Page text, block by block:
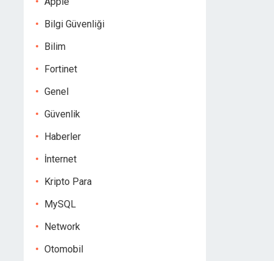
Bilgi Güvenliği
Bilim
Fortinet
Genel
Güvenlik
Haberler
İnternet
Kripto Para
MySQL
Network
Otomobil